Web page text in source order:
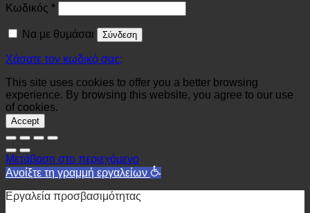
Κωδικός *Απαιτείται
Να με θυμάσαι Σύνδεση
Χάσατε τον κωδικό σας;
This site uses cookies to offer you a better browsing
experience. By browsing this website, you agree to our use
of cookies.
Accept
Μετάβαση στο περιεχόμενο
Ανοίξτε τη γραμμή εργαλείων
Εργαλεία προσβασιμότητας